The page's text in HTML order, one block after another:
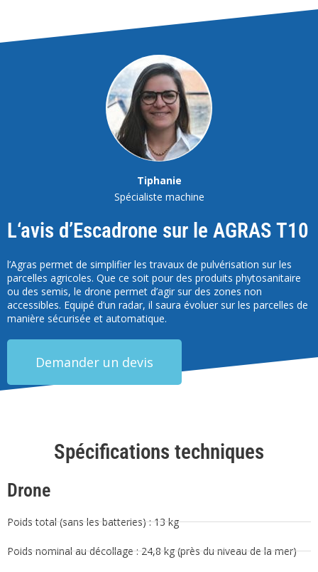
Tiphanie
Spécialiste machine
L‘avis d’Escadrone sur le AGRAS T10
l’Agras permet de simplifier les travaux de pulvérisation sur les
parcelles agricoles. Que ce soit pour des produits phytosanitaire
ou des semis, le drone permet d’agir sur des zones non
accessibles. Equipé d’un radar, il saura évoluer sur les parcelles de
manière sécurisée et automatique.
Demander un devis
Spécifications techniques
Drone
Poids total (sans les batteries) : 13 kg
Poids nominal au décollage : 24,8 kg (près du niveau de la mer)